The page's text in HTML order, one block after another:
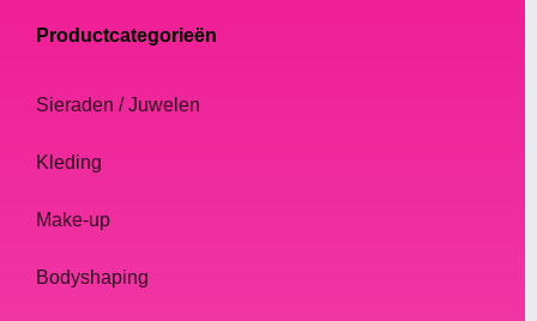
Productcategorieën
Sieraden / Juwelen
Kleding
Make-up
Bodyshaping